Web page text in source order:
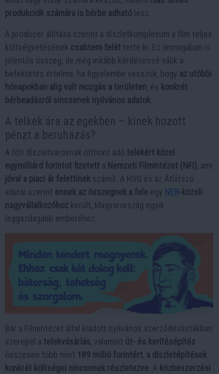
produkciók számára is bérbe adható lesz.
A producer állítása szerint a díszletkomplexum a film teljes
költségvetésének csaknem felét tette ki. Ez önmagában is
jelentős összeg, de még inkább kérdésessé válik a
befektetés értelme, ha figyelembe vesszük, hogy az utóbbi
hónapokban alig volt mozgás a területen, és konkrét
bérbeadásról sincsenek nyilvános adatok
A telkek ára az egekben – kinek hozott
pénzt a beruházás?
A fóti díszletvárosnak otthont adó telekért közel
egymilliárd forintot fizetett a Nemzeti Filmintézet (NFI), ami
jóval a piaci ár felettinek számít. A HVG és az Átlátszó
adatai szerint ennek az összegnek a fele egy NER-közeli
nagyvállalkozóhoz került, Magyarország egyik
leggazdagabb emberéhez.
Bár a Filmintézet által kiadott nyilvános szerződéslistákban
szerepel a telekvásárlás, valamint út- és kerítésépítés
összesen több mint 189 millió forintért, a díszletépítések
konkrét költségei nincsenek részletezve . A közbeszerzési